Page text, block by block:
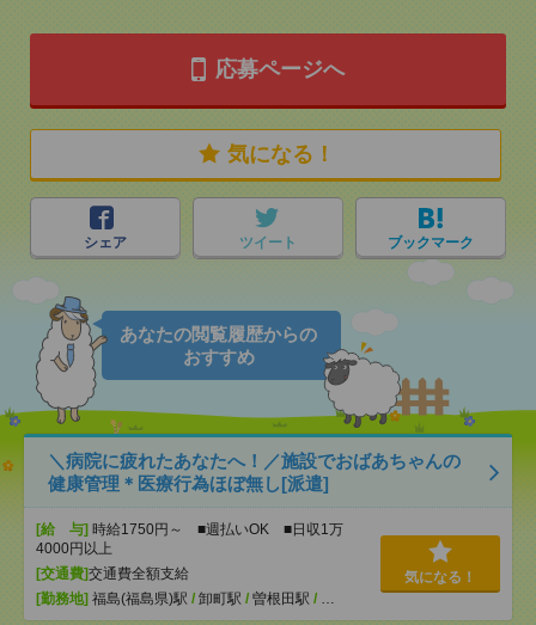
応募ページへ
気になる！
シェア ツイート ブックマーク
あなたの閲覧履歴からの
おすすめ
＼病院に疲れたあなたへ！／施設でおばあちゃんの
健康管理＊医療行為ほぼ無し[派遣]
[給 与] 時給1750円～ ■週払いOK ■日収1万
4000円以上
[交通費]交通費全額支給
[勤務地] 福島(福島県)駅 / 卸町駅 / 曽根田駅 / …
気になる！